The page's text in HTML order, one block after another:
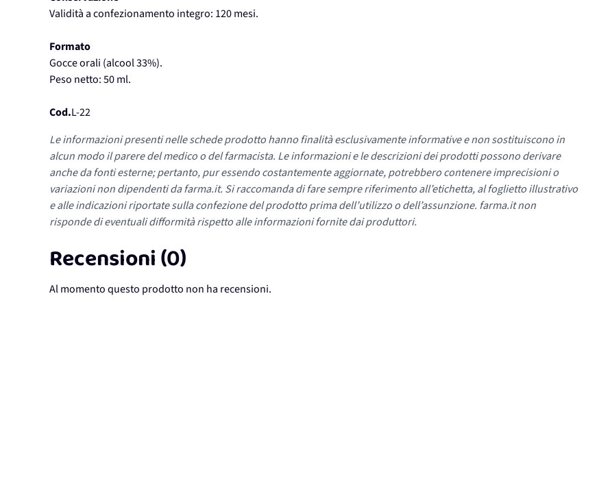
Validità a confezionamento integro: 120 mesi.
Formato
Gocce orali (alcool 33%).
Peso netto: 50 ml.
Cod.L-22
Le informazioni presenti nelle schede prodotto hanno finalità esclusivamente informative e non sostituiscono in
alcun modo il parere del medico o del farmacista. Le informazioni e le descrizioni dei prodotti possono derivare
anche da fonti esterne; pertanto, pur essendo costantemente aggiornate, potrebbero contenere imprecisioni o
variazioni non dipendenti da farma.it. Si raccomanda di fare sempre riferimento all’etichetta, al foglietto illustrativo
e alle indicazioni riportate sulla confezione del prodotto prima dell’utilizzo o dell’assunzione. farma.it non
risponde di eventuali difformità rispetto alle informazioni fornite dai produttori.
Recensioni (0)
Al momento questo prodotto non ha recensioni.